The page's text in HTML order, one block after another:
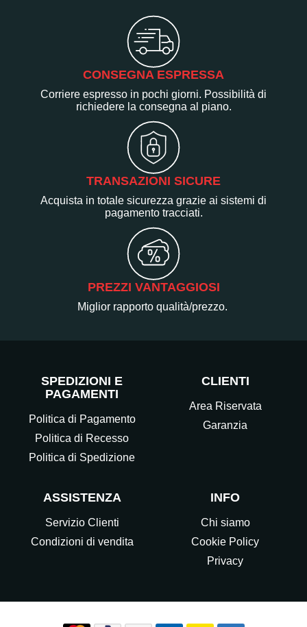
CONSEGNA ESPRESSA
Corriere espresso in pochi giorni. Possibilità di
richiedere la consegna al piano.
TRANSAZIONI SICURE
Acquista in totale sicurezza grazie ai sistemi di
pagamento tracciati.
PREZZI VANTAGGIOSI
Miglior rapporto qualità/prezzo.
SPEDIZIONI E
PAGAMENTI
Politica di Pagamento
Politica di Recesso
Politica di Spedizione
CLIENTI
Area Riservata
Garanzia
ASSISTENZA
Servizio Clienti
Condizioni di vendita
INFO
Chi siamo
Cookie Policy
Privacy